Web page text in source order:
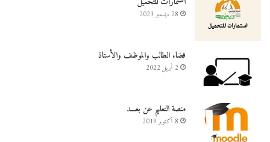
28 ديسمبر 2023
فضاء الطالب والموظف والأستاذ
2 أبريل 2022
منصة التعليم عن بعـــد
8 أكتوبر 2019